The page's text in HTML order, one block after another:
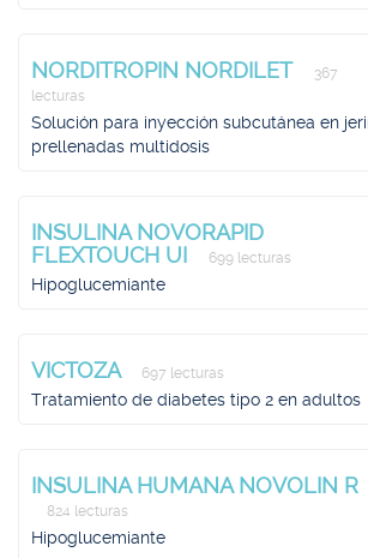
NORDITROPIN NORDILET
367
lecturas
Solución para inyección subcutánea en
prellenadas multidosis
INSULINA NOVORAPID
FLEXTOUCH UI
699 lecturas
Hipoglucemiante
VICTOZA 697 lecturas
Tratamiento de diabetes tipo 2 en adultos
INSULINA HUMANA NOVOLIN R
824 lecturas
Hipoglucemiante